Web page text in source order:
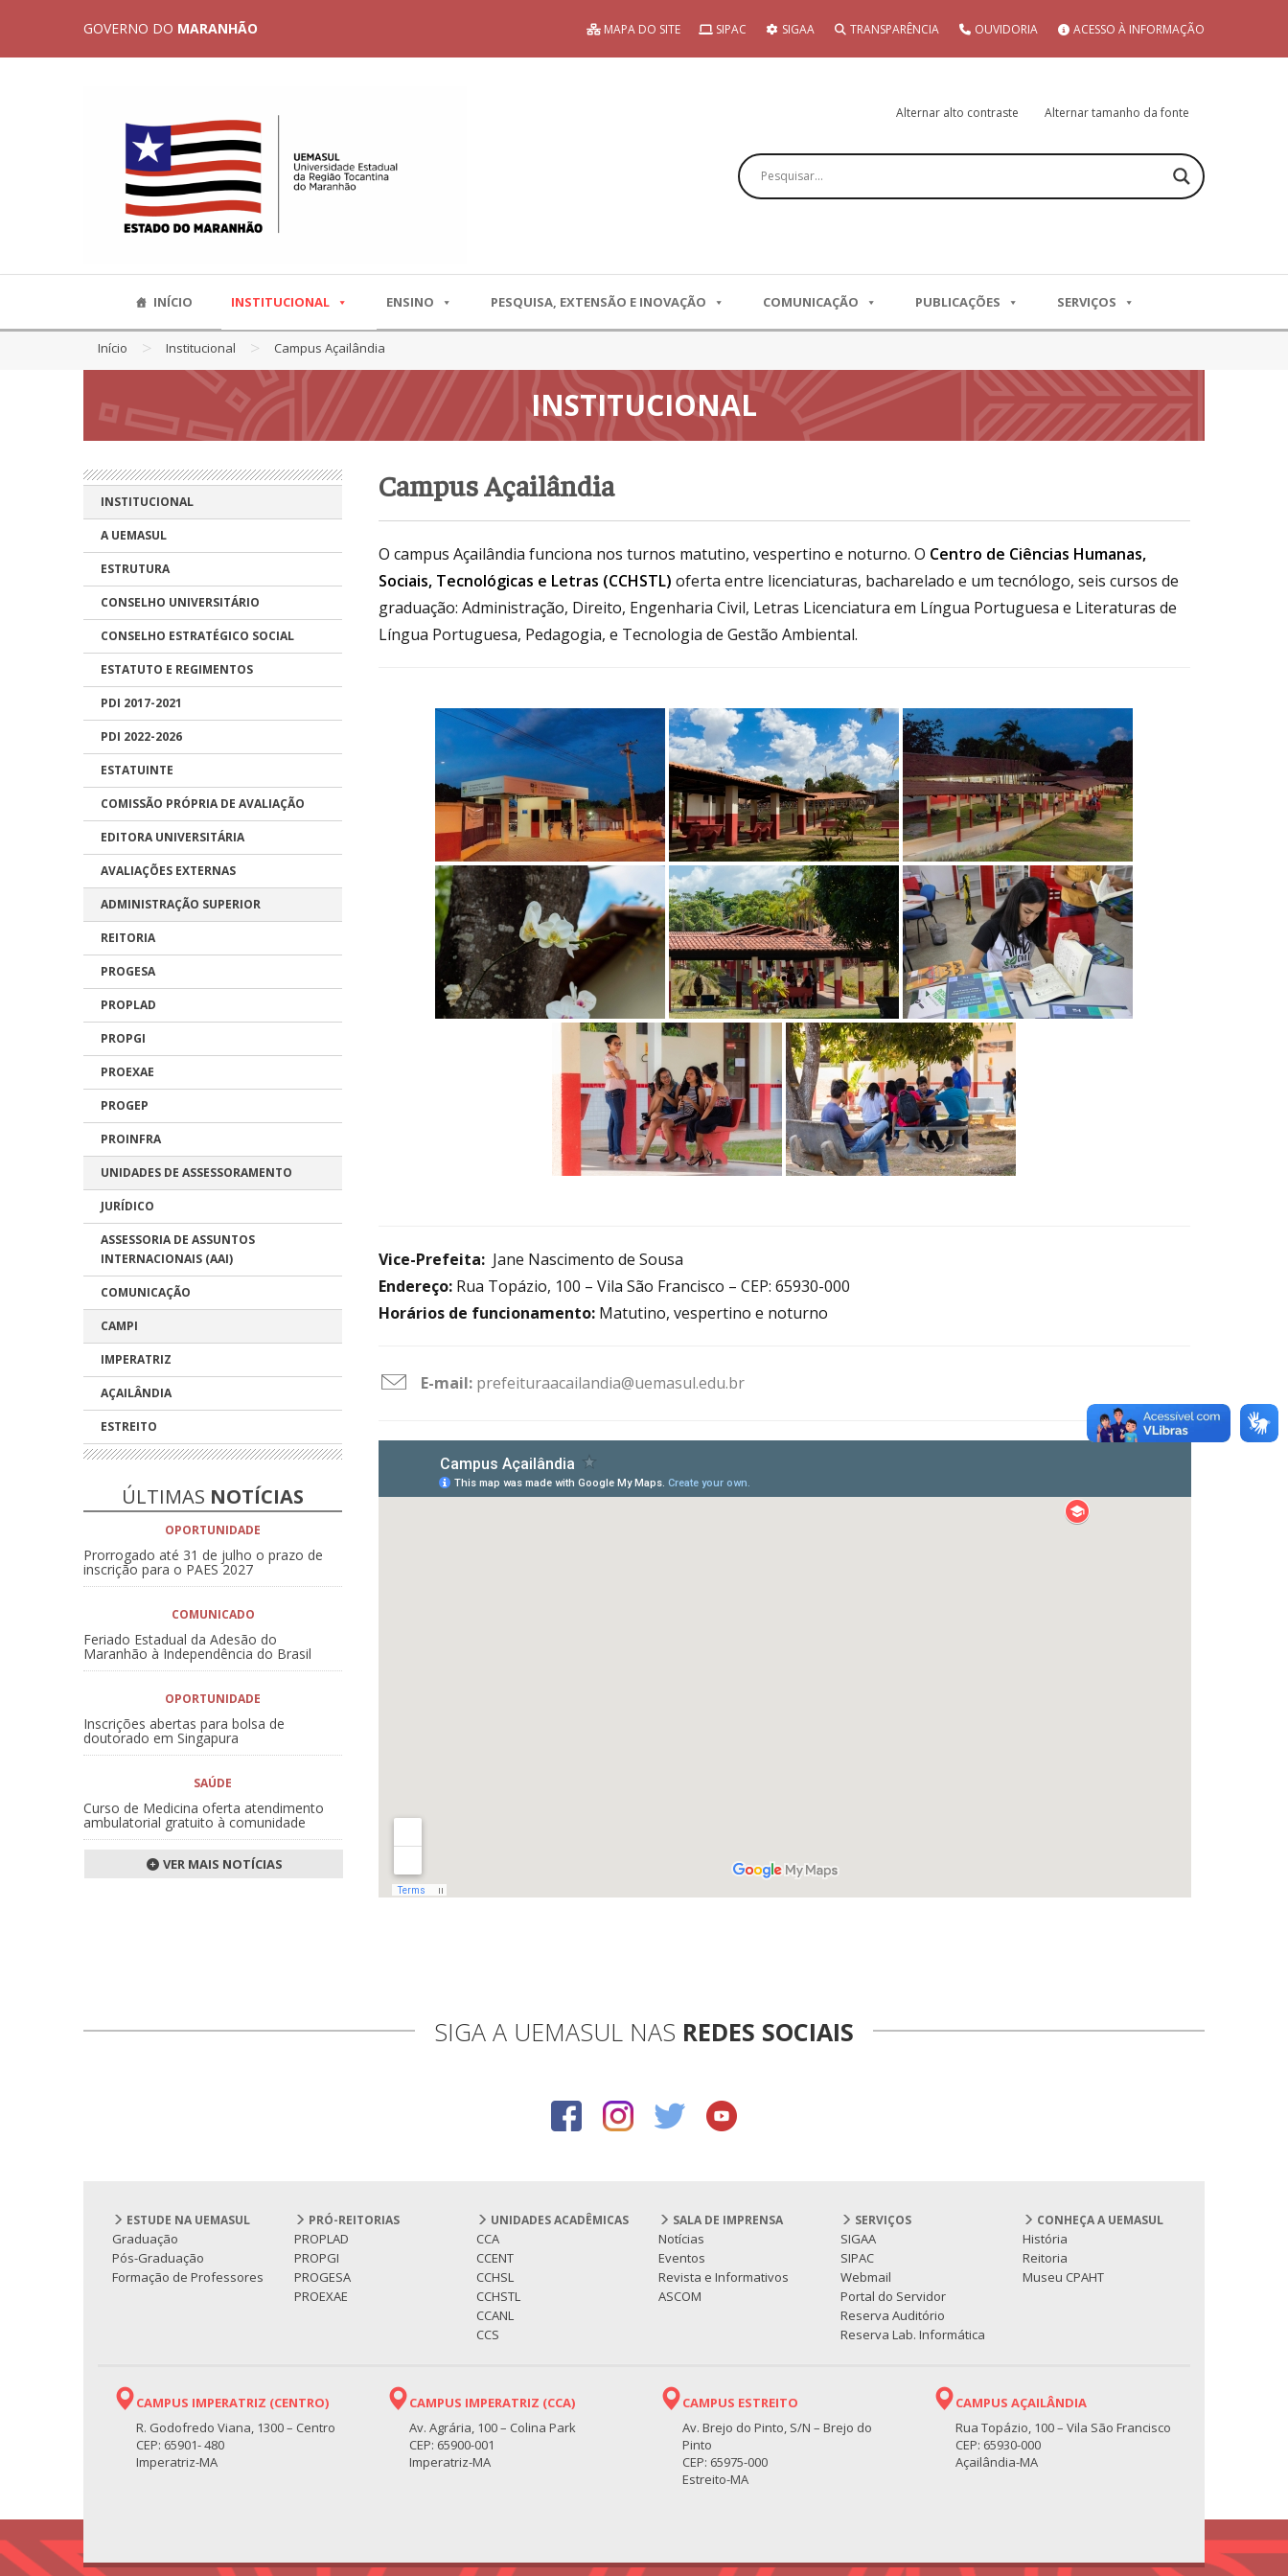
GOVERNO DO MARANHÃO MAPA DO SITE SIPAC SIGAA TRANSPARÊNCIA OUVIDORIA ACESSO À INFORMAÇÃO
Alternar alto contraste Alternar tamanho da fonte
Pesquisar
INÍCIO INSTITUCIONAL ENSINO PESQUISA, EXTENSÃO E INOVAÇÃO COMUNICAÇÃO PUBLICAÇÕES SERVIÇOS
Início > Institucional > Campus Açailândia
INSTITUCIONAL
INSTITUCIONAL
A UEMASUL
ESTRUTURA
CONSELHO UNIVERSITÁRIO
CONSELHO ESTRATÉGICO SOCIAL
ESTATUTO E REGIMENTOS
PDI 2017-2021
PDI 2022-2026
ESTATUINTE
COMISSÃO PRÓPRIA DE AVALIAÇÃO
EDITORA UNIVERSITÁRIA
AVALIAÇÕES EXTERNAS
ADMINISTRAÇÃO SUPERIOR
REITORIA
PROGESA
PROPLAD
PROPGI
PROEXAE
PROGEP
PROINFRA
UNIDADES DE ASSESSORAMENTO
JURÍDICO
ASSESSORIA DE ASSUNTOS
INTERNACIONAIS (AAI)
COMUNICAÇÃO
CAMPI
IMPERATRIZ
AÇAILÂNDIA
ESTREITO
ÚLTIMAS NOTÍCIAS
OPORTUNIDADE
Prorrogado até 31 de julho o prazo de
inscrição para o PAES 2027
COMUNICADO
Feriado Estadual da Adesão do
Maranhão à Independência do Brasil
OPORTUNIDADE
Inscrições abertas para bolsa de
doutorado em Singapura
SAÚDE
Curso de Medicina oferta atendimento
ambulatorial gratuito à comunidade
VER MAIS NOTÍCIAS
Campus Açailândia
O campus Açailândia funciona nos turnos matutino, vespertino e noturno. O Centro de Ciências Humanas,
Sociais, Tecnológicas e Letras (CCHSTL) oferta entre licenciaturas, bacharelado e um tecnólogo, seis cursos de
graduação: Administração, Direito, Engenharia Civil, Letras Licenciatura em Língua Portuguesa e Literaturas de
Língua Portuguesa, Pedagogia, e Tecnologia de Gestão Ambiental.
Vice-Prefeita:Jane Nascimento de Sousa
Endereço:Rua Topázio, 100 – Vila São Francisco – CEP: 65930-000
Horários de funcionamento:Matutino, vespertino e noturno
download
E-mail:prefeituraacailandia@uemasul.edu.br
SIGA A UEMASUL NAS REDES SOCIAIS
ESTUDE NA UEMASUL
Graduação
Pós-Graduação
Formação de Professores
PRÓ-REITORIAS
PROPLAD
PROPGI
PROGESA
PROEXAE
UNIDADES ACADÊMICAS
CCA
CCENT
CCHSL
CCHSTL
CCANL
CCS
SALA DE IMPRENSA
Notícias
Eventos
Revista e Informativos
ASCOM
SERVIÇOS
SIGAA
SIPAC
Webmail
Portal do Servidor
Reserva Auditório
Reserva Lab. Informática
CONHEÇA A UEMASUL
História
Reitoria
Museu CPAHT
CAMPUS IMPERATRIZ (CENTRO)
R. Godofredo Viana, 1300 – Centro
CEP: 65901- 480
Imperatriz-MA
CAMPUS IMPERATRIZ (CCA)
Av. Agrária, 100 – Colina Park
CEP: 65900-001
Imperatriz-MA
CAMPUS ESTREITO
Av. Brejo do Pinto, S/N – Brejo do
Pinto
CEP: 65975-000
Estreito-MA
CAMPUS AÇAILÂNDIA
Rua Topázio, 100 – Vila São Francisco
CEP: 65930-000
Açailândia-MA